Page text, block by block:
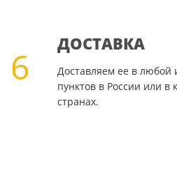
6
ДОСТАВКА
Доставляем ее в любой
пунктов в России или в
странах.